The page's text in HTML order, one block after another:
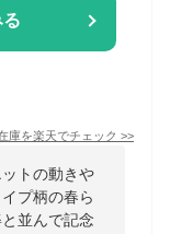
庫を楽天でチェック >>
トの動きや
プ柄の春ら
並んで記念